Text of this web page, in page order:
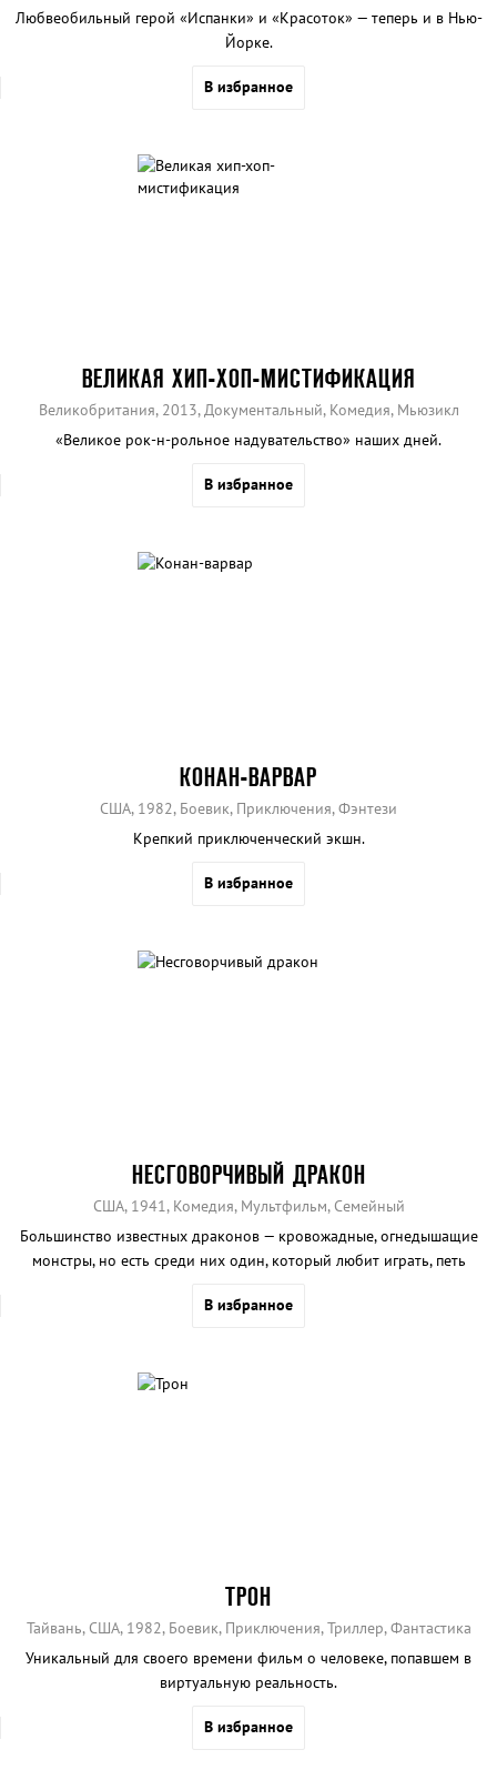
Любвеобильный герой «Испанки» и «Красоток» — теперь и в Нью-
Йорке.
В избранное
ВЕЛИКАЯ ХИП-ХОП-МИСТИФИКАЦИЯ
Великобритания, 2013, Документальный, Комедия, Мьюзикл
«Великое рок-н-рольное надувательство» наших дней.
В избранное
КОНАН-ВАРВАР
США, 1982, Боевик, Приключения, Фэнтези
Крепкий приключенческий экшн.
В избранное
НЕСГОВОРЧИВЫЙ ДРАКОН
США, 1941, Комедия, Мультфильм, Семейный
Большинство известных драконов — кровожадные, огнедышащие
монстры, нo есть среди них один, который любит играть, петь
В избранное
ТРОН
Тайвань, США, 1982, Боевик, Приключения, Триллер, Фантастика
Уникальный для своего времени фильм о человеке, попавшем в
виртуальную реальность.
В избранное